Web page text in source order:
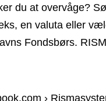
du at overvåge?
en valuta eller
Fondsbørs.
›